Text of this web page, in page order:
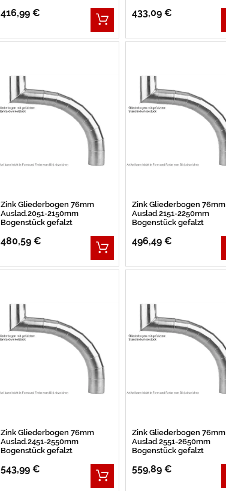
416,99 € 433,09 €
Zink Gliederbogen 76mm
Auslad.2051-2150mm
Bogenstück gefalzt
480,59 €
Zink Gliederbogen 76mm
Auslad.2151-2250mm
Bogenstück gefalzt
496,49 €
Zink Gliederbogen 76mm
Auslad.2451-2550mm
Bogenstück gefalzt
543,99 €
Zink Gliederbogen 76mm
Auslad.2551-2650mm
Bogenstück gefalzt
559,89 €